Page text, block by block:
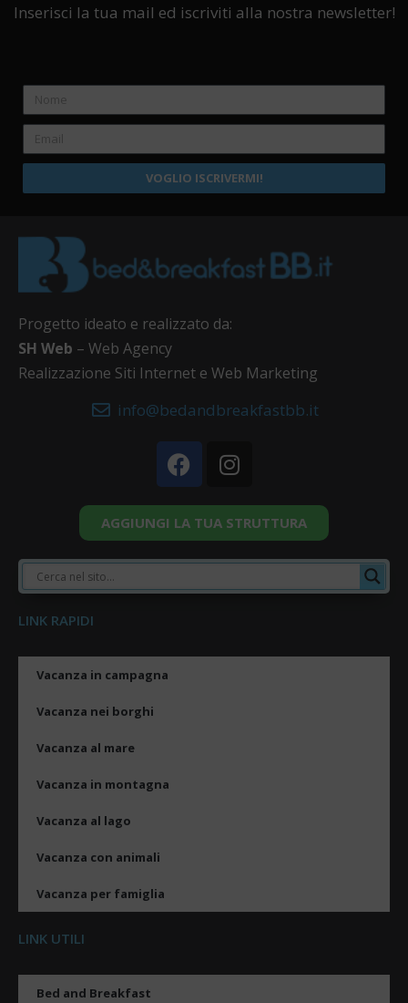
Inserisci la tua mail ed iscriviti alla nostra newsletter!
VOGLIO ISCRIVERMI!
Progetto ideato e realizzato da:
SH Web – Web Agency
Realizzazione Siti Internet e Web Marketing
info@bedandbreakfastbb.it
AGGIUNGI LA TUA STRUTTURA
LINK RAPIDI
Vacanza in campagna
Vacanza nei borghi
Vacanza al mare
Vacanza in montagna
Vacanza al lago
Vacanza con animali
Vacanza per famiglia
LINK UTILI
Bed and Breakfast